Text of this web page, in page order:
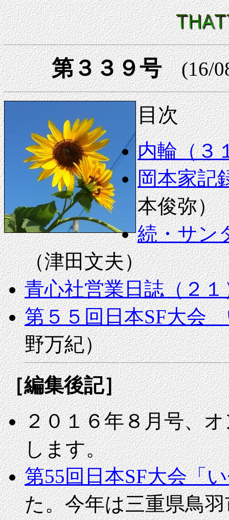
第３３９号(16/
目次
内輪（３
岡本家記
本俊弥）
続・サン
（津田文夫）
青心社営業日誌（２１
第５５回日本SF大会
野万紀）
［編集後記］
２０１６年８月号、
します。
第55回日本SF大会「
た。今年は三重県鳥